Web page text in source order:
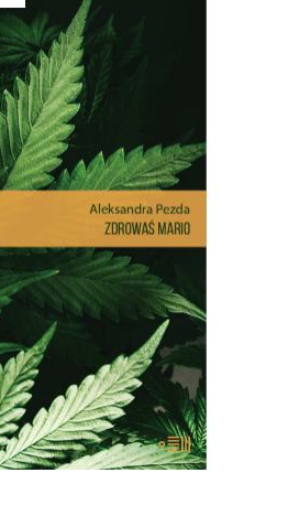
DO KOSZYKA
REPORTAŻE
MARIHUANIE
pacjenci stają się
Reportaż interwencyjny
dotyczy milionów z nas
nie zdajemy sobie z
sprawy.